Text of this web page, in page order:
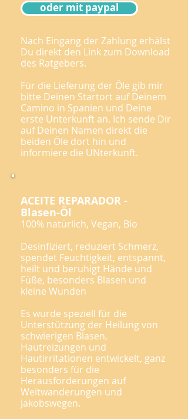
oder mit paypal
Nach Eingang der Zahlung erhälst
Du direkt den Link zum Download
des Ratgebers.
Für die Lieferung der Öle gib mir
bitte Deinen Startort auf Deinem
Camino in Spanien und Deine
erste Unterkunft an. Ich sende Dir
auf Deinen Namen direkt die
beiden Öle dort hin und
informiere die UNterkunft.
ACEITE REPARADOR -
Blasen-Öl
100% natürlich, Vegan, Bio
Desinfiziert, reduziert Schmerz,
spendet Feuchtigkeit, entspannt,
heilt und beruhigt Hände und
Füße, besonders Blasen und
kleine Wunden
Es wurde speziell für die
Unterstützung der Heilung von
schwierigen Blasen,
Hautreizungen und
Hautirritationen entwickelt, ganz
besonders für die
Herausforderungen auf
Weitwanderungen und
Jakobswegen.